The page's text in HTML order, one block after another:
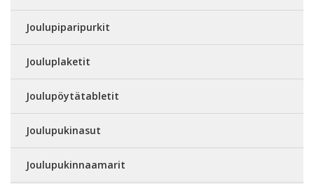
Joulupiparipurkit
Jouluplaketit
Joulupöytätabletit
Joulupukinasut
Joulupukinnaamarit